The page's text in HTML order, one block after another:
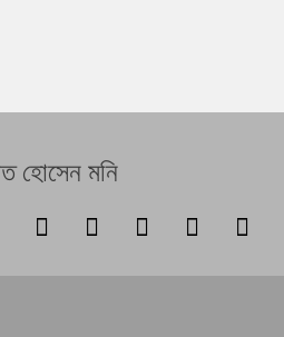
হোসেন মনি